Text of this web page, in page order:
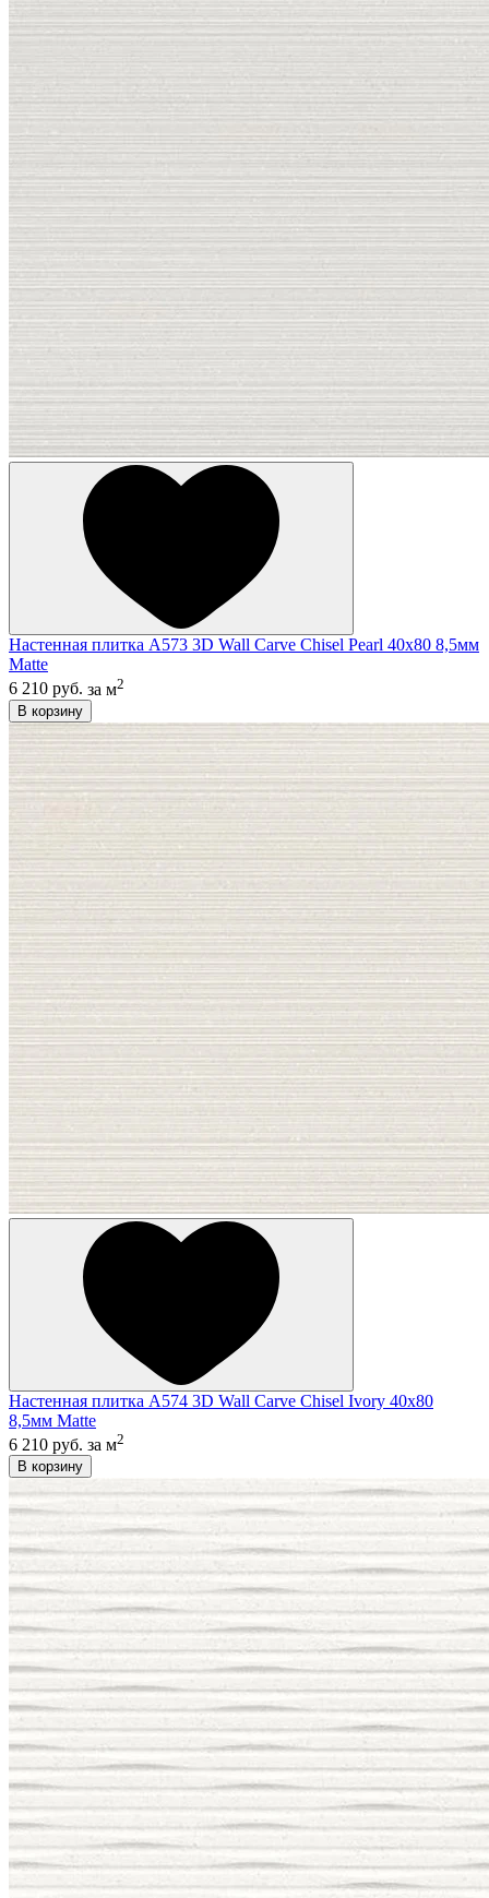
Настенная плитка A573 3D Wall Carve Chisel Pearl 40x80 8,5мм
Matte
6 210 руб. за м2
В корзину
Настенная плитка A574 3D Wall Carve Chisel Ivory 40x80
8,5мм Matte
6 210 руб. за м2
В корзину